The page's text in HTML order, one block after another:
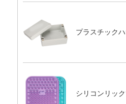
プラスチック
シリコンリッ